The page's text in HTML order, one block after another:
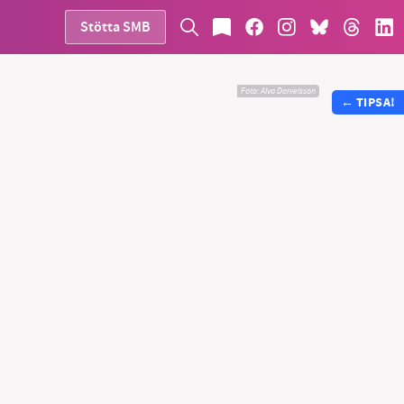
Stötta SMB
Foto: Alva Danielsson
← TIPSA!